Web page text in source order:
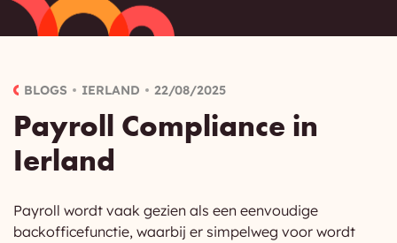
BLOGS IERLAND 22/08/2025
Payroll Compliance in
Ierland
Payroll wordt vaak gezien als een eenvoudige
backofficefunctie, waarbij er simpelweg voor wordt